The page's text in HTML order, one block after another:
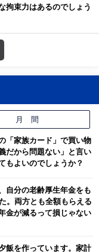
拘束力はあるのでしょう
月 間
「家族カード」で買い物
だから問題ない」と言い
もよいのでしょうか？
自分の老齢厚生年金をも
。両方とも全額もらえる
金が減るって損じゃない
飯を作っています。家計